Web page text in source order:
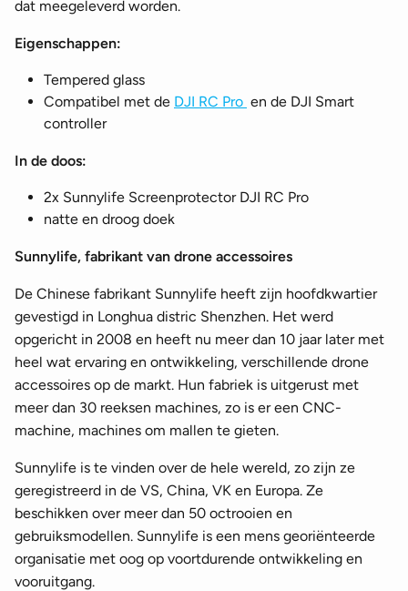
dat meegeleverd worden.
Eigenschappen:
Tempered glass
Compatibel met de DJI RC Pro en de DJI Smart
controller
In de doos:
2x Sunnylife Screenprotector DJI RC Pro
natte en droog doek
Sunnylife, fabrikant van drone accessoires
De Chinese fabrikant Sunnylife heeft zijn hoofdkwartier
gevestigd in Longhua distric Shenzhen. Het werd
opgericht in 2008 en heeft nu meer dan 10 jaar later met
heel wat ervaring en ontwikkeling, verschillende drone
accessoires op de markt. Hun fabriek is uitgerust met
meer dan 30 reeksen machines, zo is er een CNC-
machine, machines om mallen te gieten.
Sunnylife is te vinden over de hele wereld, zo zijn ze
geregistreerd in de VS, China, VK en Europa. Ze
beschikken over meer dan 50 octrooien en
gebruiksmodellen. Sunnylife is een mens georiënteerde
organisatie met oog op voortdurende ontwikkeling en
vooruitgang.